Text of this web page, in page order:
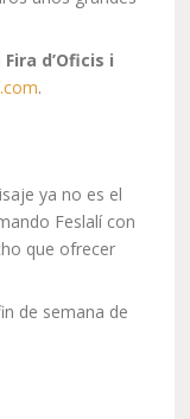
Fira d’Oficis i
.
ya no es el
Feslalí con
que ofrecer
de semana de